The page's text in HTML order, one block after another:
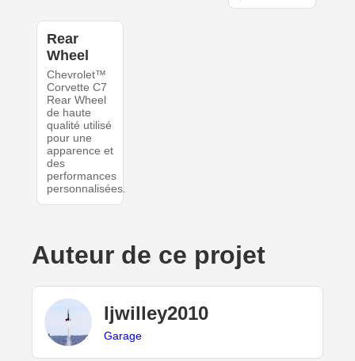
Rear
Wheel
Chevrolet™
Corvette C7
Rear Wheel
de haute
qualité utilisé
pour une
apparence et
des
performances
personnalisées.
Auteur de ce projet
ljwilley2010
Garage